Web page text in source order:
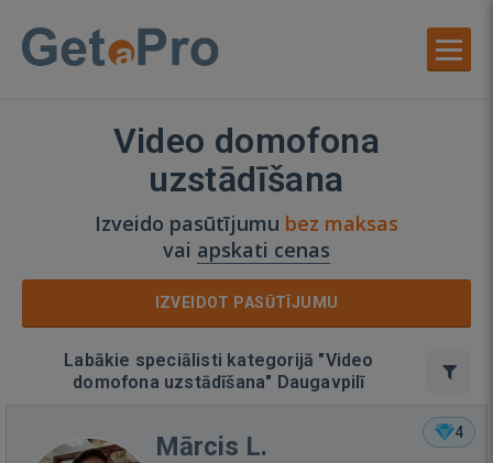
Video domofona
uzstādīšana
Izveido pasūtījumu bez maksas
vai apskati cenas
IZVEIDOT PASŪTĪJUMU
Labākie speciālisti kategorijā "Video
domofona uzstādīšana" Daugavpilī
4
Mārcis L.